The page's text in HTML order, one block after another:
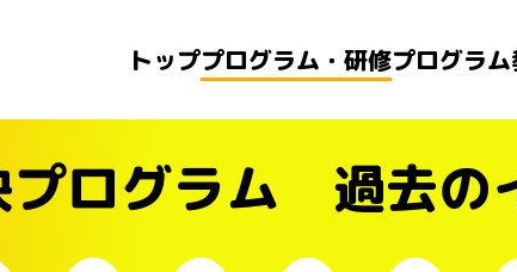
トッププログラム・研修プログラ
プログラム 過去の